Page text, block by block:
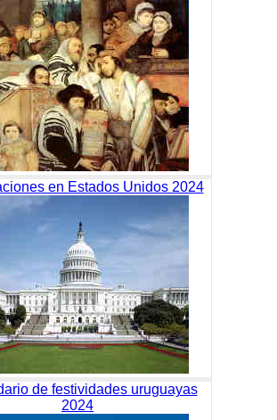
en Estados Unidos 2024
de festividades uruguayas
2024